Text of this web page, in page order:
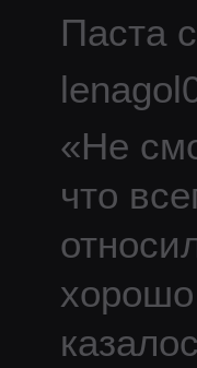
Паста
«Не
что